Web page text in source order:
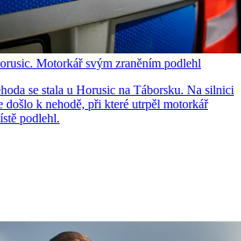
Motorkář svým zraněním podlehl
se stala u Horusic na Táborsku. Na silnici
došlo k nehodě, při které utrpěl motorkář
podlehl.